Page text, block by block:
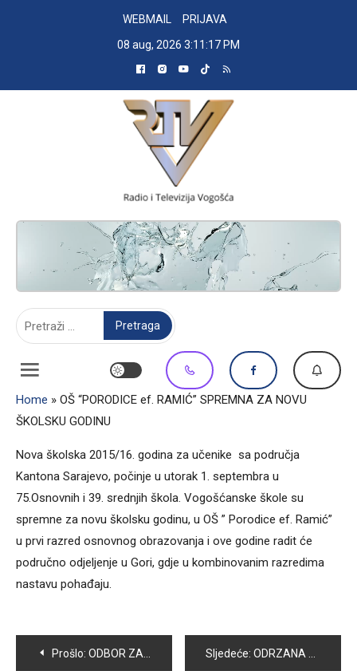
WEBMAIL
PRIJAVA
08 aug, 2026 3:11:18 PM
RADIO TELEVIZIJA VOGOŠĆA
Home » OŠ “PORODICE ef. RAMIĆ” SPREMNA ZA NOVU
ŠKOLSKU GODINU
Nova školska 2015/16. godina za učenike sa područja
Kantona Sarajevo, počinje u utorak 1. septembra u
75.Osnovnih i 39. srednjih škola. Vogošćanske škole su
spremne za novu školsku godinu, u OŠ ” Porodice ef. Ramić”
u prvi razred osnovnog obrazovanja i ove godine radit će
područno odjeljenje u Gori, gdje u kombinovanim razredima
nastavu pohađaju.
Navigacija
Prošlo: ODBOR ZA ODRŽAVANJE LOKALNOG VODOVODA SKAKAVAC-BLAGOVAC NAJAVIO REDUKCIJE U VODOSNABDIJEVANJU Sljedeće: ODRZANA 29.-a SJEDNICA OV VOGOŠCA